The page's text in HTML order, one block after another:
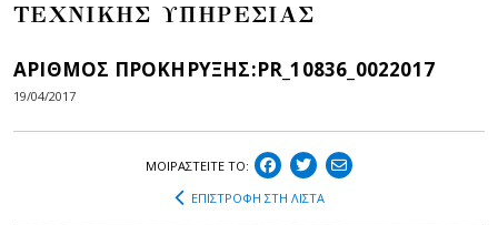
ΤΕΧΝΙΚΗΣ ΥΠΗΡΕΣΙΑΣ
ΑΡΙΘΜΟΣ ΠΡΟΚΗΡΥΞΗΣ:PR_10836_0022017
19/04/2017
ΜΟΙΡΑΣΤEIΤΕ ΤΟ:
ΕΠΙΣΤΡΟΦΗ ΣΤΗ ΛΙΣΤΑ